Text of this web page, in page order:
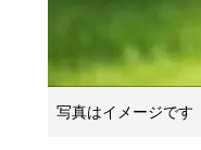
写真はイメージです